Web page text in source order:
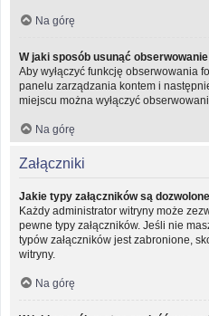
Na górę
W jaki sposób usunąć
Aby wyłączyć funkcję obserwowania
panelu zarządzania kontem i
miejscu można wyłączyć
Na górę
Załączniki
Jakie typy załączników są
Każdy administrator witryny może
pewne typy załączników. Jeśli nie
typów załączników jest zabronione,
witryny.
Na górę